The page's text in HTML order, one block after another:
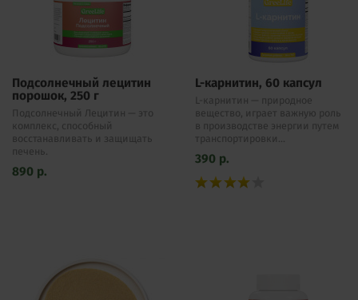
Подсолнечный лецитин
порошок, 250 г
Подсолнечный Лецитин — это
комплекс, способный
восстанавливать и защищать
печень.
890 р.
L-карнитин, 60 капсул
L-карнитин — природное
вещество, играет важную роль
в производстве энергии путем
транспортировки...
390 р.